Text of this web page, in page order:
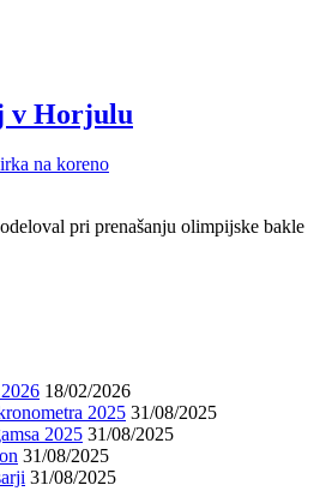
v Horjulu
na koreno
pri prenašanju olimpijske bakle
18/02/2026
2025 31/08/2025
2025 31/08/2025
31/08/2025
31/08/2025